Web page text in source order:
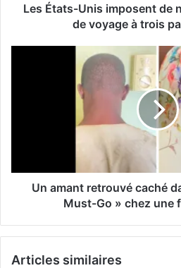
Les États-Unis imposent de
de voyage à trois
Un amant retrouvé caché
Must-Go » chez une
Articles similaires